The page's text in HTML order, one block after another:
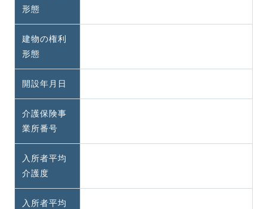
形態
建物の権利
形態
開設年月日
介護保険事
業所番号
入所者平均
介護度
入所者平均